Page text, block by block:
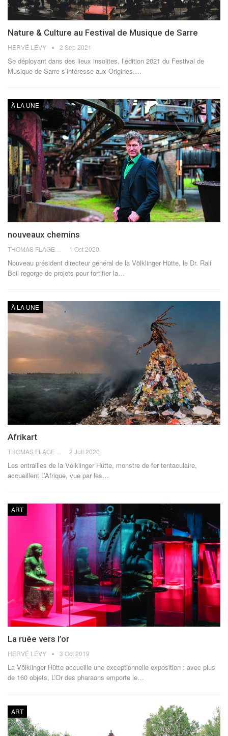
Nature & Culture au Festival de Musique de Sarre
HERVÉ LÉVY 2 Sep 2021
Se déployant dans des lieux insolites, l’édition 2021 du Festival de
Musique de Sarre s’intéresse aux Origines.…
À LA UNE
nouveaux chemins
1 Oct 2020
Nouveau président directeur général de la Völklinger Hütte, le Dr. Ralf
Beil regorge de projets pour fortifier la…
À LA UNE
Afrikart
2 Juil 2020
Les entrailles de la Völklinger Hütte, monstre de fer tentaculaire,
accueillent L’Afrique, vue par les…
ART
La ruée vers l’or
HERVÉ LÉVY 3 Oct 2019
La Völklinger Hütte accueille une exceptionnelle exposition : avec plus
de 160 objets, L’Or des pharaons emporte le…
ART